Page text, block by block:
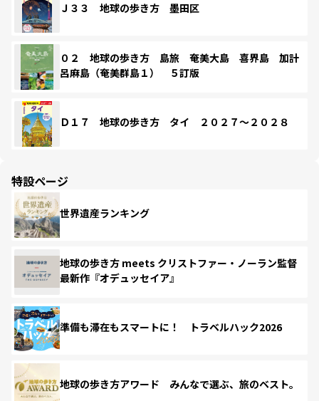
Ｊ３３ 地球の歩き方 墨田区
０２ 地球の歩き方 島旅 奄美大島 喜界島 加計
呂麻島（奄美群島１） ５訂版
Ｄ１７ 地球の歩き方 タイ ２０２７～２０２８
特設ページ
世界遺産ランキング
地球の歩き方 meets クリストファー・ノーラン監督
最新作『オデュッセイア』
準備も滞在もスマートに！ トラベルハック2026
地球の歩き方アワード みんなで選ぶ、旅のベスト。